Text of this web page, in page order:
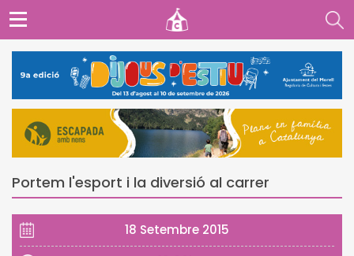
Portem l'esport i la diversió al carrer
18 Setembre 2015